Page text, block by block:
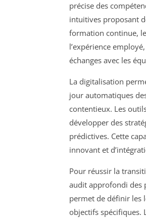
précise des
intuitives proposant
formation continue,
l’expérience
échanges avec les
La digitalisation
jour automatiques
contentieux. Les
développer des
prédictives. Cette
innovant et
Pour réussir la
audit approfondi des
permet de définir les
objectifs spécifiques.